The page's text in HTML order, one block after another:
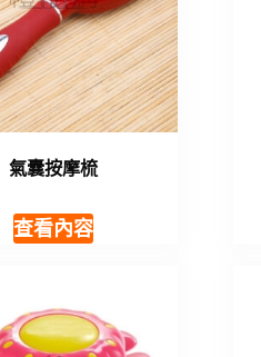
氣囊按摩梳
查看內容